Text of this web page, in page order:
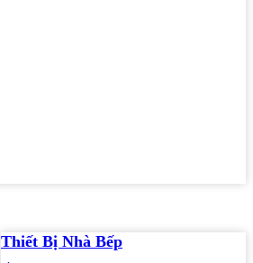
Thiết Bị Nhà Bếp